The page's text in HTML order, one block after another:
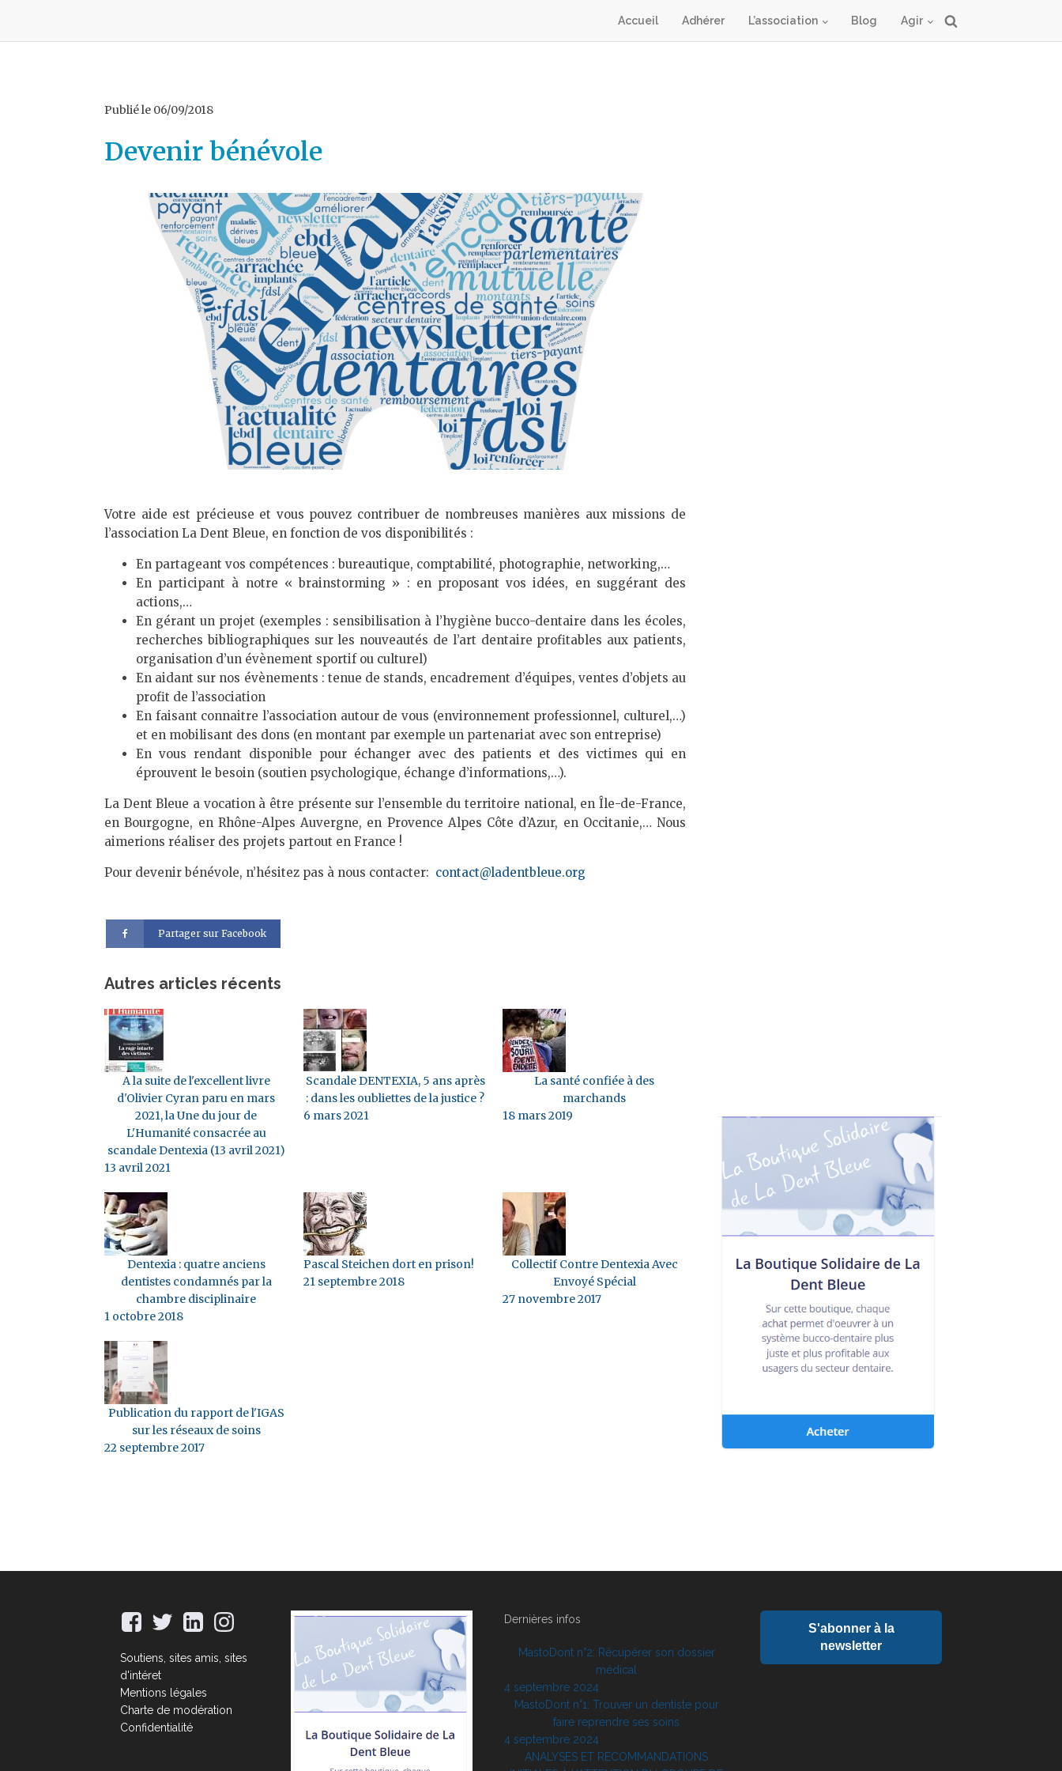
Accueil Adhérer L’association Blog Agir
Publié le 06/09/2018
Devenir bénévole
Votre aide est précieuse et vous pouvez contribuer de nombreuses manières aux missions de
l’association La Dent Bleue, en fonction de vos disponibilités :
En partageant vos compétences : bureautique, comptabilité, photographie, networking,…
En participant à notre « brainstorming » : en proposant vos idées, en suggérant des
actions,…
En gérant un projet (exemples : sensibilisation à l’hygiène bucco-dentaire dans les écoles,
recherches bibliographiques sur les nouveautés de l’art dentaire profitables aux patients,
organisation d’un évènement sportif ou culturel)
En aidant sur nos évènements : tenue de stands, encadrement d’équipes, ventes d’objets au
profit de l’association
En faisant connaitre l’association autour de vous (environnement professionnel, culturel,…)
et en mobilisant des dons (en montant par exemple un partenariat avec son entreprise)
En vous rendant disponible pour échanger avec des patients et des victimes qui en
éprouvent le besoin (soutien psychologique, échange d’informations,…).
La Dent Bleue a vocation à être présente sur l’ensemble du territoire national, en Île-de-France,
en Bourgogne, en Rhône-Alpes Auvergne, en Provence Alpes Côte d’Azur, en Occitanie,… Nous
aimerions réaliser des projets partout en France !
Pour devenir bénévole, n’hésitez pas à nous contacter: contact@ladentbleue.org
Partager sur Facebook
Autres articles récents
A la suite de l'excellent livre
d'Olivier Cyran paru en mars
2021, la Une du jour de
L'Humanité consacrée au
scandale Dentexia (13 avril 2021)
13 avril 2021
Scandale DENTEXIA, 5 ans après
: dans les oubliettes de la justice ?
6 mars 2021
La santé confiée à des
marchands
18 mars 2019
Dentexia : quatre anciens
dentistes condamnés par la
chambre disciplinaire
1 octobre 2018
Pascal Steichen dort en prison!
21 septembre 2018
Collectif Contre Dentexia Avec
Envoyé Spécial
27 novembre 2017
Publication du rapport de l'IGAS
sur les réseaux de soins
22 septembre 2017
Soutiens, sites amis, sites
d'intéret
Mentions légales
Charte de modération
Confidentialité
Dernières infos
MastoDont n°2: Récupérer son dossier
médical
4 septembre 2024
MastoDont n°1: Trouver un dentiste pour
faire reprendre ses soins
4 septembre 2024
ANALYSES ET RECOMMANDATIONS
S'abonner à la
newsletter